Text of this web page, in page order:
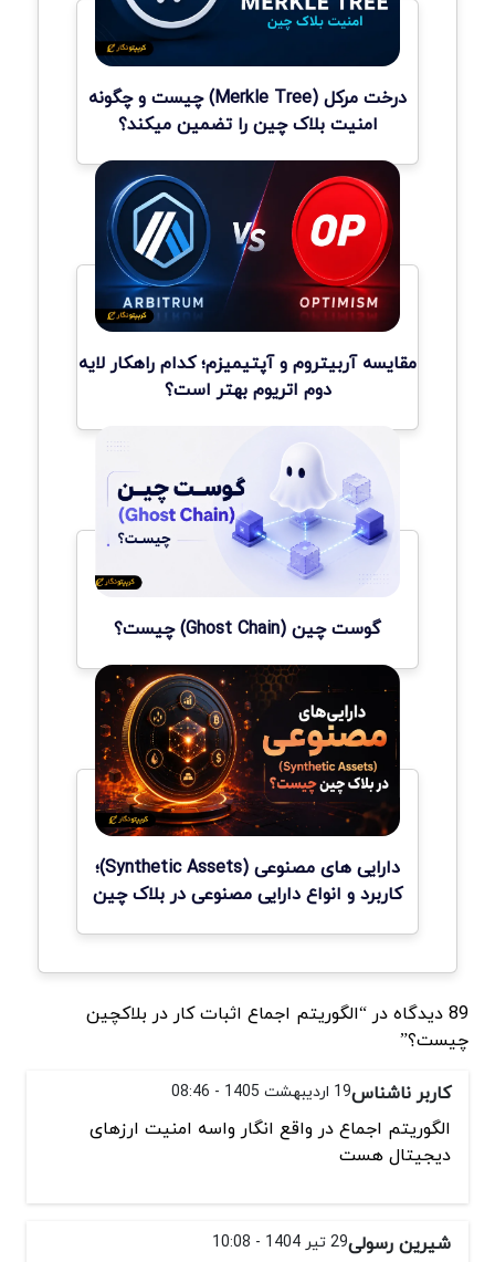
درخت مرکل (Merkle Tree) چیست و چگونه
امنیت بلاک چین را تضمین میکند؟
مقایسه آربیتروم و آپتیمیزم؛ کدام راهکار لایه
دوم اتریوم بهتر است؟
گوست چین (Ghost Chain) چیست؟
دارایی های مصنوعی (Synthetic Assets)؛
کاربرد و انواع دارایی مصنوعی در بلاک چین
89 دیدگاه در “الگوریتم اجماع اثبات کار در بلاکچین
چیست؟”
کاربر ناشناس19 اردیبهشت 1405 - 08:46
الگوریتم اجماع در واقع انگار واسه امنیت ارزهای
دیجیتال هست
شیرین رسولی29 تیر 1404 - 10:08